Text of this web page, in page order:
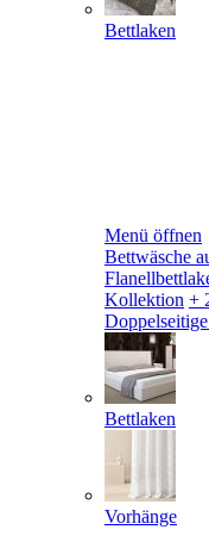
Bettlaken
Menü öffnen
Bettwäsche
Kollektion +
Bettlaken
Vorhänge